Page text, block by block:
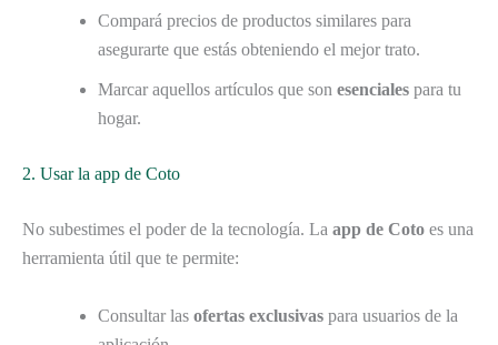
Compará precios de productos similares para
asegurarte que estás obteniendo el mejor trato.
Marcar aquellos artículos que son esenciales para tu
hogar.
2. Usar la app de Coto
No subestimes el poder de la tecnología. La app de Coto es una
herramienta útil que te permite:
Consultar las ofertas exclusivas para usuarios de la